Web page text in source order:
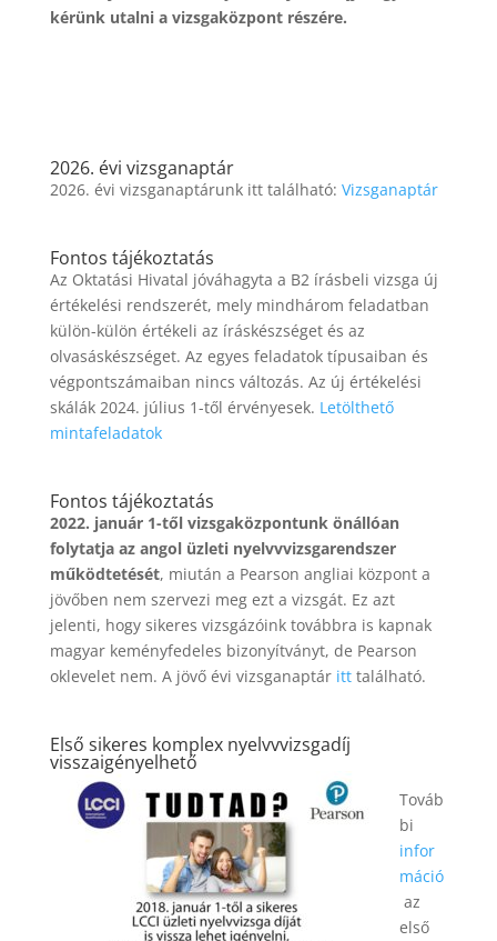
kérünk utalni a vizsgaközpont részére.
2026. évi vizsganaptár
2026. évi vizsganaptárunk itt található: Vizsganaptár
Fontos tájékoztatás
Az Oktatási Hivatal jóváhagyta a B2 írásbeli vizsga új
értékelési rendszerét, mely mindhárom feladatban
külön-külön értékeli az íráskészséget és az
olvasáskészséget. Az egyes feladatok típusaiban és
végpontszámaiban nincs változás. Az új értékelési
skálák 2024. július 1-től érvényesek. Letölthető
mintafeladatok
Fontos tájékoztatás
2022. január 1-től vizsgaközpontunk önállóan
folytatja az angol üzleti nyelvvvizsgarendszer
működtetését, miután a Pearson angliai központ a
jövőben nem szervezi meg ezt a vizsgát. Ez azt
jelenti, hogy sikeres vizsgázóink továbbra is kapnak
magyar keményfedeles bizonyítványt, de Pearson
oklevelet nem. A jövő évi vizsganaptár itttalálható.
Első sikeres komplex nyelvvvizsgadíj
visszaigényelhető
Továb
bi
infor
máció
az
első